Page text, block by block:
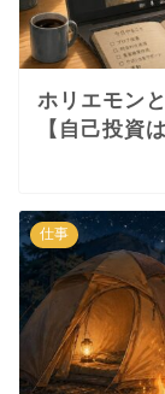
ホリエモン
【自己投資
仕事